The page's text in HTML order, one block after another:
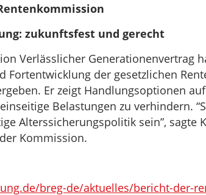
zukunftsfest und gerecht
Verlässlicher Generationenvertrag
Fortentwicklung der gesetzlichen
Er zeigt Handlungsoptionen
Belastungen zu verhindern.
Alterssicherungspolitik sein”, sagte
Kommission.
breg-de/aktuelles/bericht-der-